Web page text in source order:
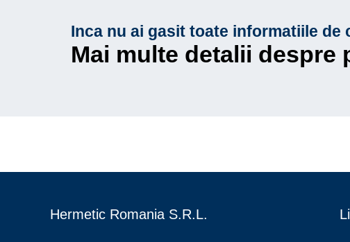
Inca nu ai gasit toate informatiile de
Mai multe detalii despre
Hermetic Romania S.R.L.